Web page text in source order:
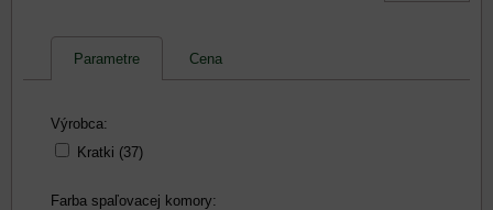
Parametre Cena
Výrobca:
Kratki (37)
Farba spaľovacej komory: